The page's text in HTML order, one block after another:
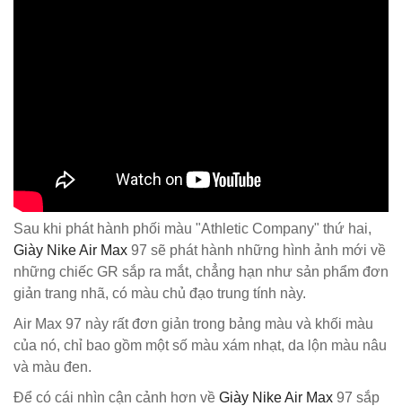
Sau khi phát hành phối màu "Athletic Company" thứ hai,
Giày Nike Air Max 97 sẽ phát hành những hình ảnh mới về
những chiếc GR sắp ra mắt, chẳng hạn như sản phẩm đơn
giản trang nhã, có màu chủ đạo trung tính này.
Air Max 97 này rất đơn giản trong bảng màu và khối màu
của nó, chỉ bao gồm một số màu xám nhạt, da lộn màu nâu
và màu đen.
Để có cái nhìn cận cảnh hơn về Giày Nike Air Max 97 sắp